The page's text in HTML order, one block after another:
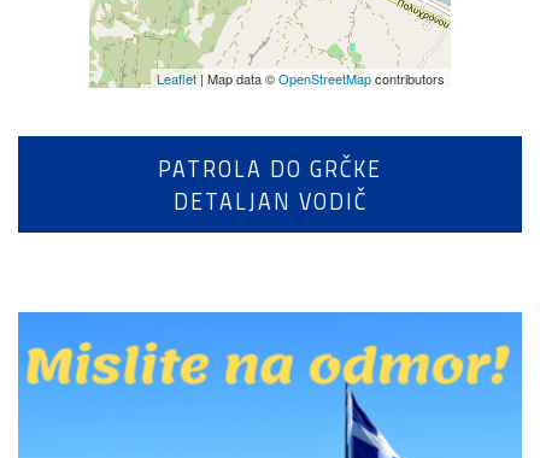
Leaflet | Map data ©OpenStreetMapcontributors
PATROLA DO GRČKE
DETALJAN VODIČ